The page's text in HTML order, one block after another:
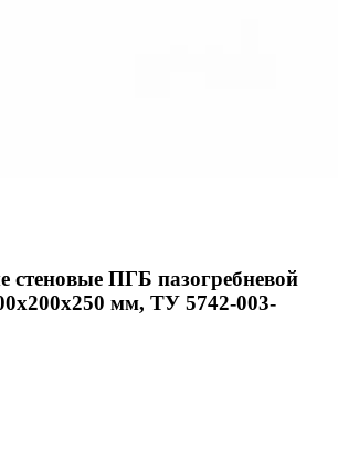
стеновые ПГБ пазогребневой
мм, ТУ 5742-003-